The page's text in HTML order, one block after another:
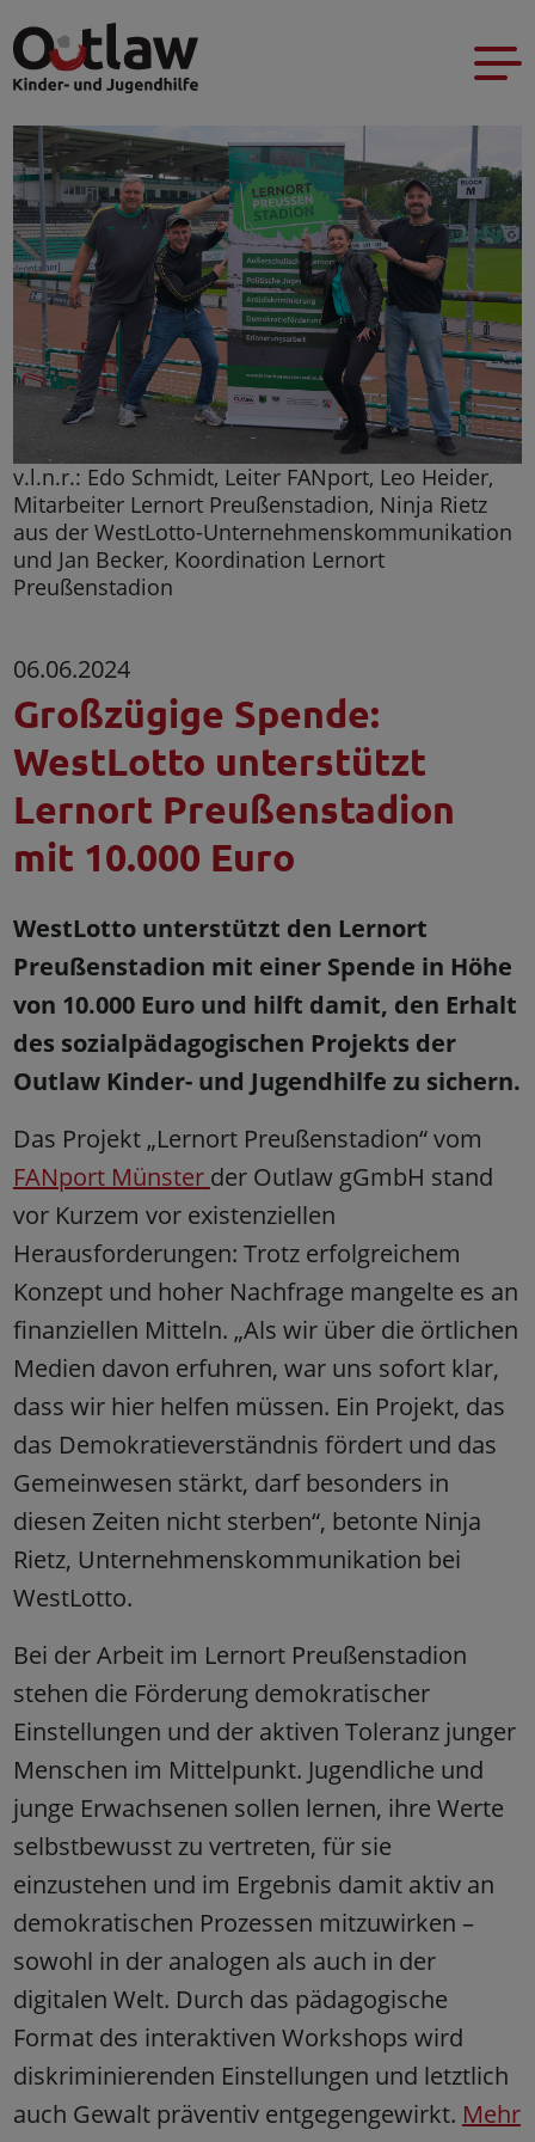
v.l.n.r.: Edo Schmidt, Leiter FANport, Leo Heider,
Mitarbeiter Lernort Preußenstadion, Ninja Rietz
aus der WestLotto-Unternehmenskommunikation
und Jan Becker, Koordination Lernort
Preußenstadion
06.06.2024
Großzügige Spende:
WestLotto unterstützt
Lernort Preußenstadion
mit 10.000 Euro
WestLotto unterstützt den Lernort
Preußenstadion mit einer Spende in Höhe
von 10.000 Euro und hilft damit, den Erhalt
des sozialpädagogischen Projekts der
Outlaw Kinder- und Jugendhilfe zu sichern.
Das Projekt „Lernort Preußenstadion“ vom
FANport Münster der Outlaw gGmbH stand
vor Kurzem vor existenziellen
Herausforderungen: Trotz erfolgreichem
Konzept und hoher Nachfrage mangelte es an
finanziellen Mitteln. „Als wir über die örtlichen
Medien davon erfuhren, war uns sofort klar,
dass wir hier helfen müssen. Ein Projekt, das
das Demokratieverständnis fördert und das
Gemeinwesen stärkt, darf besonders in
diesen Zeiten nicht sterben“, betonte Ninja
Rietz, Unternehmenskommunikation bei
WestLotto.
Bei der Arbeit im Lernort Preußenstadion
stehen die Förderung demokratischer
Einstellungen und der aktiven Toleranz junger
Menschen im Mittelpunkt. Jugendliche und
junge Erwachsenen sollen lernen, ihre Werte
selbstbewusst zu vertreten, für sie
einzustehen und im Ergebnis damit aktiv an
demokratischen Prozessen mitzuwirken –
sowohl in der analogen als auch in der
digitalen Welt. Durch das pädagogische
Format des interaktiven Workshops wird
diskriminierenden Einstellungen und letztlich
auch Gewalt präventiv entgegengewirkt. Mehr